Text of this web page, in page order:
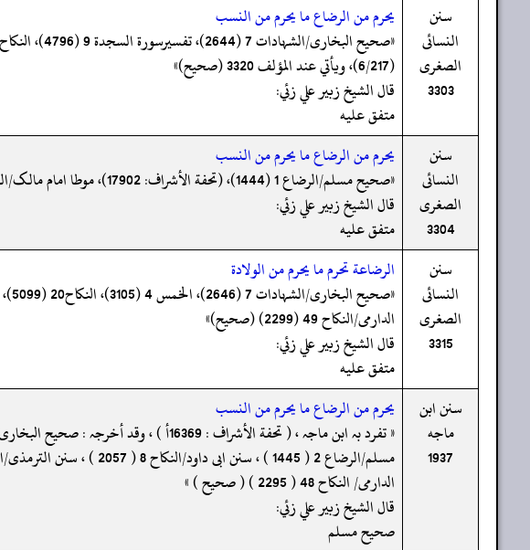
سنن
النسائى
الصغرى
3303
يحرم من الرضاع ما يحرم من النسب
(6/217)، ویأتي عند المؤلف 3320 (صحیح)»
قال الشيخ زبير علي زئي:
متفق عليه
سنن
النسائى
الصغرى
3304
يحرم من الرضاع ما يحرم من النسب
«صحیح مسلم/الرضاع 1 (1444)، (تحفة الأشراف: 17902)، موطا امام مالک/الرضاع 1 (1) (صحیح)»
قال الشيخ زبير علي زئي:
متفق عليه
سنن
النسائى
الصغرى
3315
الرضاعة تحرم ما يحرم من الولادة
الدارمی/النکاح 49 (2299) (صحیح)»
قال الشيخ زبير علي زئي:
متفق عليه
سنن ابن
ماجه
1937
يحرم من الرضاع ما يحرم من النسب
الدارمی/ النکاح 48 ( 2295 ) ( صحیح ) »
قال الشيخ زبير علي زئي:
صحيح مسلم